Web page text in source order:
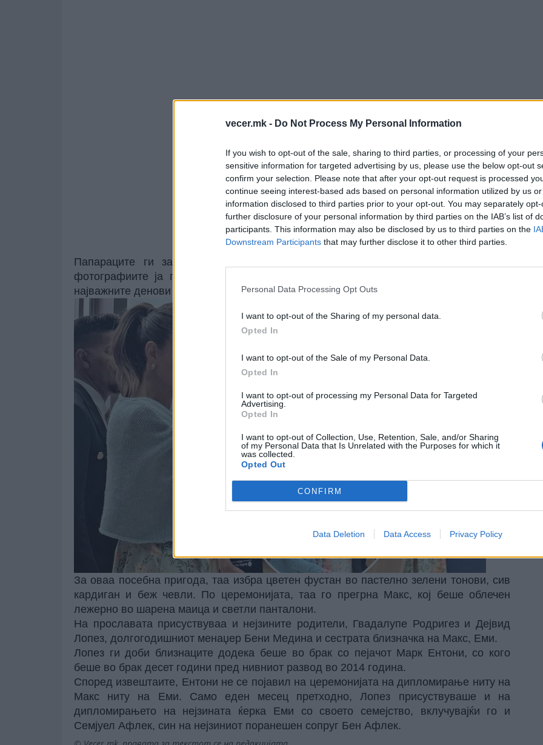
vecer.mk - Do Not Process My Personal Information
If you wish to opt-out of the sale, sharing to third parties, or processing of your
sensitive information for targeted advertising by us, please use the below opt-out
confirm your selection. Please note that after your opt-out request is processed
continue seeing interest-based ads based on personal information utilized by us
information disclosed to third parties prior to your opt-out. You may separately
further disclosure of your personal information by third parties on the IAB’s list of
participants. This information may also be disclosed by us to third parties on the
Downstream Participants that may further disclose it to other third parties.
Personal Data Processing Opt Outs
I want to opt-out of the Sharing of my personal data.
Opted In
I want to opt-out of the Sale of my Personal Data.
Opted In
I want to opt-out of processing my Personal Data for Targeted
Advertising.
Opted In
I want to opt-out of Collection, Use, Retention, Sale, and/or Sharing
of my Personal Data that Is Unrelated with the Purposes for which it
was collected.
Opted Out
CONFIRM
Data Deletion Data Access Privacy Policy
Папараците ги забележаа емотивните моменти за време на церемонијата, а
фотографиите ја покажуваат Лопез како ги брише солзите и го следи еден од
најважните денови во животот на својот 18-годишен син.
За оваа посебна пригода, таа избра цветен фустан во пастелно зелени тонови, сив
кардиган и беж чевли. По церемонијата, таа го прегрна Макс, кој беше облечен
лежерно во шарена маица и светли панталони.
На прославата присуствуваа и нејзините родители, Гвадалупе Родригез и Дејвид
Лопез, долгогодишниот менаџер Бени Медина и сестрата близначка на Макс, Еми.
Лопез ги доби близнаците додека беше во брак со пејачот Марк Ентони, со кого
беше во брак десет години пред нивниот развод во 2014 година.
Според извештаите, Ентони не се појавил на церемонијата на дипломирање ниту на
Макс ниту на Еми. Само еден месец претходно, Лопез присуствуваше и на
дипломирањето на нејзината ќерка Еми со своето семејство, вклучувајќи го и
Семјуел Афлек, син на нејзиниот поранешен сопруг Бен Афлек.